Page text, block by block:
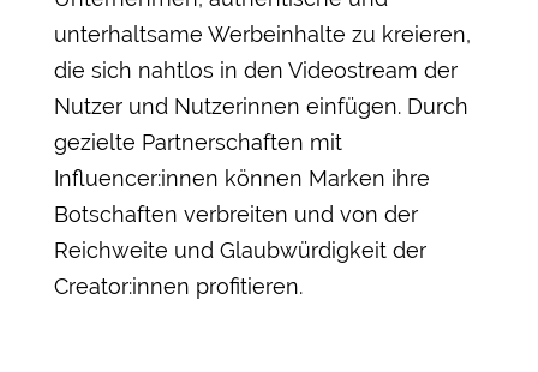
unterhaltsame Werbeinhalte zu kreieren,
die sich nahtlos in den Videostream der
Nutzer und Nutzerinnen einfügen. Durch
gezielte Partnerschaften mit
Influencer:innen können Marken ihre
Botschaften verbreiten und von der
Reichweite und Glaubwürdigkeit der
Creator:innen profitieren.